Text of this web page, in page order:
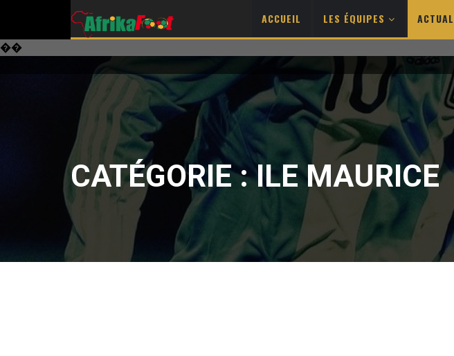
ACCUEIL LES ÉQUIPES
��
CATÉGORIE :ILE MAURICE